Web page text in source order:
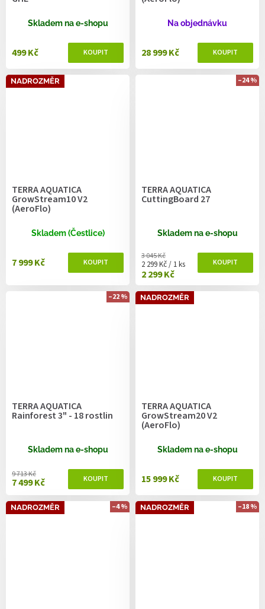
Skladem na e-shopu
499 Kč
Na objednávku
28 999 Kč
NADROZMĚR
TERRA AQUATICA
GrowStream10 V2
(AeroFlo)
Skladem (Čestlice)
7 999 Kč
–24 %
TERRA AQUATICA
CuttingBoard 27
Skladem na e-shopu
2 299 Kč
Měrná cena:
2 299 Kč / 1 ks
3 045 Kč
–22 %
TERRA AQUATICA
Rainforest 3" - 18 rostlin
Skladem na e-shopu
7 499 Kč
9 713 Kč
NADROZMĚR
TERRA AQUATICA
GrowStream20 V2
(AeroFlo)
Skladem na e-shopu
15 999 Kč
NADROZMĚR –4 % NADROZMĚR –18 %